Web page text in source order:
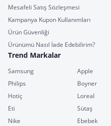
Mesafeli Satış Sözleşmesi
Kampanya Kupon Kullanımları
Ürün Güvenliği
Ürünümü Nasıl İade Edebilirim?
Trend Markalar
Samsung Apple
Philips
Boyner
Hotiç
Loreal
Eti
Sütaş
Nike
Ebebek